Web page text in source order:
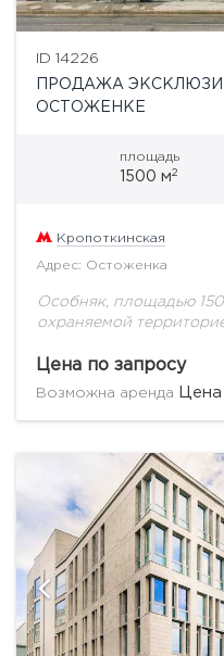
ID 14226
ПРОДАЖА
ОСТОЖЕНКЕ
площадь
1500 м2
Кропоткинская
Адрес: Остоженка
Особняк, площадью
охраняемой
престижной локации
отреставрированное
Цена по запросу
Возможна аренда